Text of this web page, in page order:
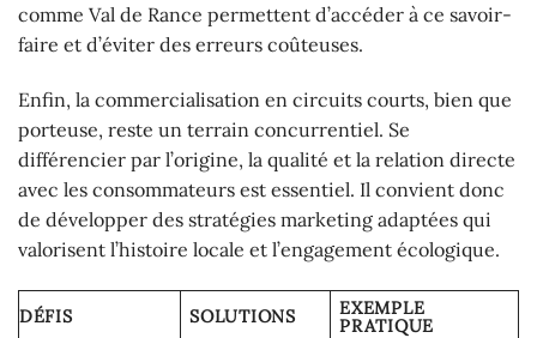
comme Val de Rance permettent d’accéder à ce savoir-
faire et d’éviter des erreurs coûteuses.
Enfin, la commercialisation en circuits courts, bien que
porteuse, reste un terrain concurrentiel. Se
différencier par l’origine, la qualité et la relation directe
avec les consommateurs est essentiel. Il convient donc
de développer des stratégies marketing adaptées qui
valorisent l’histoire locale et l’engagement écologique.
DÉFIS SOLUTIONS
EXEMPLE
PRATIQUE